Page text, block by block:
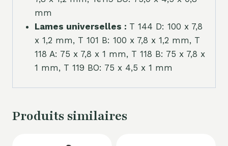
mm
Lames universelles : T 144 D: 100 x 7,8
x 1,2 mm, T 101 B: 100 x 7,8 x 1,2 mm, T
118 A: 75 x 7,8 x 1 mm, T 118 B: 75 x 7,8 x
1 mm, T 119 BO: 75 x 4,5 x 1 mm
Produits similaires